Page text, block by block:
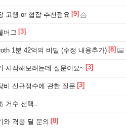
고행 or 협잡 추천점요 [9]
버그 [3]
1분 42억의 비밀 (수정 내용추가) [8]
시작해보려는데 질문이요~ [3]
비 신규정수에 관한 질문 [3]
거수 선택..
와 격풍 딜 문의 [8]